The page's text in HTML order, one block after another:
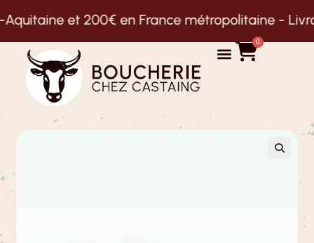
et 200€ en France métropolitaine -
0